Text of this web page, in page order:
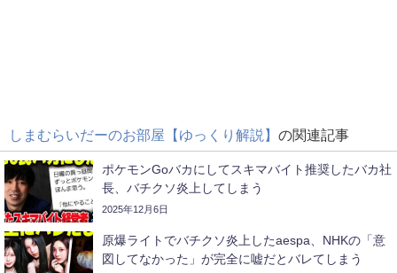
しまむらいだーのお部屋【ゆっくり解説】 の関連記事
ポケモンGoバカにしてスキマバイト推奨したバカ社
長、バチクソ炎上してしまう
2025年12月6日
原爆ライトでバチクソ炎上したaespa、NHKの「意
図してなかった」が完全に嘘だとバレてしまう